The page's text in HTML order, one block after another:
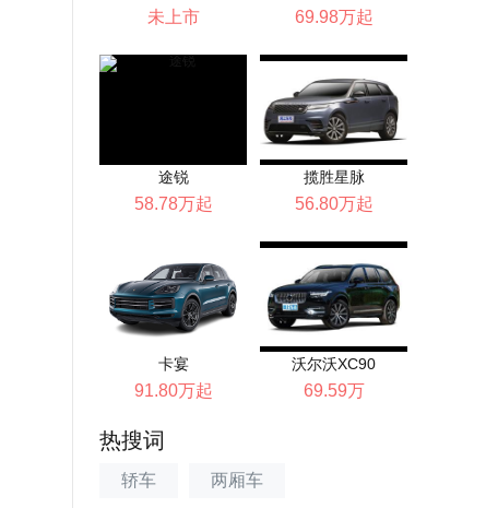
未上市 69.98万起
途锐
58.78万起
揽胜星脉
56.80万起
卡宴
91.80万起
沃尔沃XC90
69.59万
热搜词
轿车 两厢车